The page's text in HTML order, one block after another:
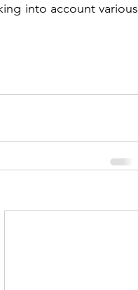
into account various